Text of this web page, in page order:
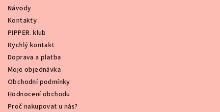
Návody
Kontakty
PIPPER. klub
Rychlý kontakt
Doprava a platba
Moje objednávka
Obchodní podmínky
Hodnocení obchodu
Proč nakupovat u nás?